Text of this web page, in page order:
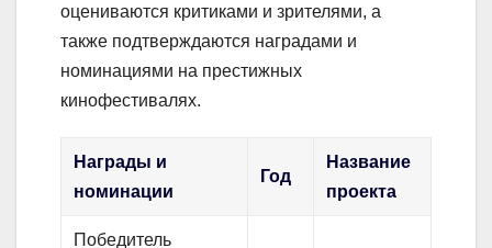
оцениваются критиками и зрителями, а
также подтверждаются наградами и
номинациями на престижных
кинофестивалях.
Награды и
номинации
Год
Название
проекта
Победитель